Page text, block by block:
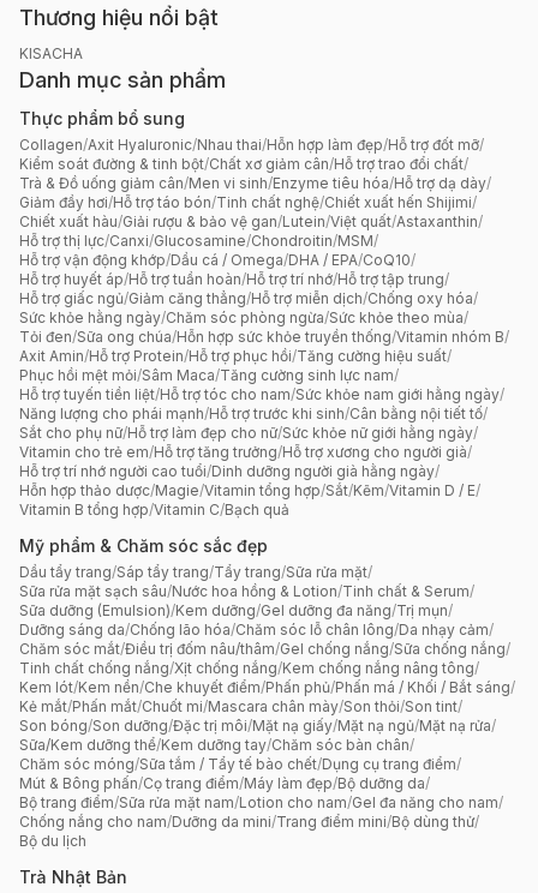
Thương hiệu nổi bật
KISACHA
Danh mục sản phẩm
Thực phẩm bổ sung
Collagen/Axit Hyaluronic/Nhau thai/Hỗn hợp làm đẹp/Hỗ trợ đốt mỡ/
Kiểm soát đường & tinh bột/Chất xơ giảm cân/Hỗ trợ trao đổi chất/
Trà & Đồ uống giảm cân/Men vi sinh/Enzyme tiêu hóa/Hỗ trợ dạ dày/
Giảm đầy hơi/Hỗ trợ táo bón/Tinh chất nghệ/Chiết xuất hến Shijimi/
Chiết xuất hàu/Giải rượu & bảo vệ gan/Lutein/Việt quất/Astaxanthin/
Hỗ trợ thị lực/Canxi/Glucosamine/Chondroitin/MSM/
Hỗ trợ vận động khớp/Dầu cá / Omega/DHA / EPA/CoQ10/
Hỗ trợ huyết áp/Hỗ trợ tuần hoàn/Hỗ trợ trí nhớ/Hỗ trợ tập trung/
Hỗ trợ giấc ngủ/Giảm căng thẳng/Hỗ trợ miễn dịch/Chống oxy hóa/
Sức khỏe hằng ngày/Chăm sóc phòng ngừa/Sức khỏe theo mùa/
Tỏi đen/Sữa ong chúa/Hỗn hợp sức khỏe truyền thống/Vitamin nhóm B/
Axit Amin/Hỗ trợ Protein/Hỗ trợ phục hồi/Tăng cường hiệu suất/
Phục hồi mệt mỏi/Sâm Maca/Tăng cường sinh lực nam/
Hỗ trợ tuyến tiền liệt/Hỗ trợ tóc cho nam/Sức khỏe nam giới hằng ngày/
Năng lượng cho phái mạnh/Hỗ trợ trước khi sinh/Cân bằng nội tiết tố/
Sắt cho phụ nữ/Hỗ trợ làm đẹp cho nữ/Sức khỏe nữ giới hằng ngày/
Vitamin cho trẻ em/Hỗ trợ tăng trưởng/Hỗ trợ xương cho người già/
Hỗ trợ trí nhớ người cao tuổi/Dinh dưỡng người già hằng ngày/
Hỗn hợp thảo dược/Magie/Vitamin tổng hợp/Sắt/Kẽm/Vitamin D / E/
Vitamin B tổng hợp/Vitamin C/Bạch quả
Mỹ phẩm & Chăm sóc sắc đẹp
Dầu tẩy trang/Sáp tẩy trang/Tẩy trang/Sữa rửa mặt/
Sữa rửa mặt sạch sâu/Nước hoa hồng & Lotion/Tinh chất & Serum/
Sữa dưỡng (Emulsion)/Kem dưỡng/Gel dưỡng đa năng/Trị mụn/
Dưỡng sáng da/Chống lão hóa/Chăm sóc lỗ chân lông/Da nhạy cảm/
Chăm sóc mắt/Điều trị đốm nâu/thâm/Gel chống nắng/Sữa chống nắng/
Tinh chất chống nắng/Xịt chống nắng/Kem chống nắng nâng tông/
Kem lót/Kem nền/Che khuyết điểm/Phấn phủ/Phấn má / Khối / Bắt sáng/
Kẻ mắt/Phấn mắt/Chuốt mi/Mascara chân mày/Son thỏi/Son tint/
Son bóng/Son dưỡng/Đặc trị môi/Mặt nạ giấy/Mặt nạ ngủ/Mặt nạ rửa/
Sữa/Kem dưỡng thể/Kem dưỡng tay/Chăm sóc bàn chân/
Chăm sóc móng/Sữa tắm / Tẩy tế bào chết/Dụng cụ trang điểm/
Mút & Bông phấn/Cọ trang điểm/Máy làm đẹp/Bộ dưỡng da/
Bộ trang điểm/Sữa rửa mặt nam/Lotion cho nam/Gel đa năng cho nam/
Chống nắng cho nam/Dưỡng da mini/Trang điểm mini/Bộ dùng thử/
Bộ du lịch
Trà Nhật Bản